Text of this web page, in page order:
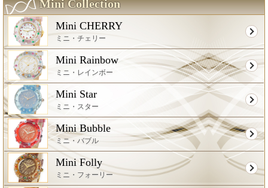
Mini Collection
Mini CHERRY
ミニ・チェリー
Mini Rainbow
ミニ・レインボー
Mini Star
ミニ・スター
Mini Bubble
ミニ・バブル
Mini Folly
ミニ・フォーリー